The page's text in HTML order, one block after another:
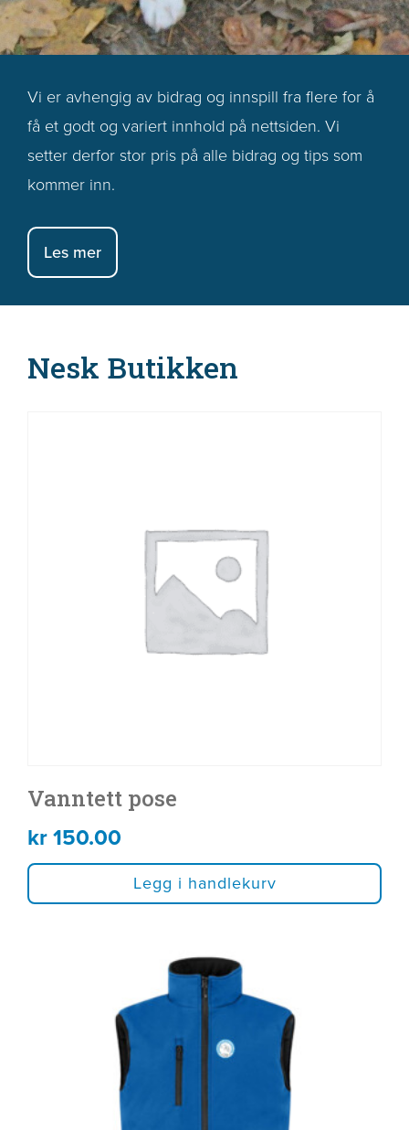
Vi er avhengig av bidrag og innspill fra flere for å
få et godt og variert innhold på nettsiden. Vi
setter derfor stor pris på alle bidrag og tips som
kommer inn.
Les mer
Nesk Butikken
Vanntett pose
kr150.00
Legg i handlekurv
Alternativene